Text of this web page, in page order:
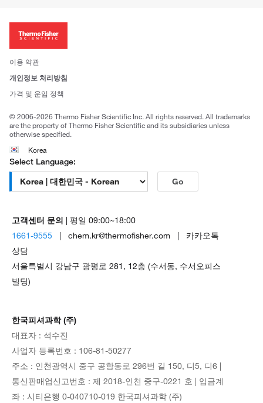
투자자
사회적 책임
브랜드
이용 약관
개인정보 처리방침
가격 및 운임 정책
© 2006-2026 Thermo Fisher Scientific Inc. All rights reserved. All trademarks
are the property of Thermo Fisher Scientific and its subsidiaries unless
otherwise specified.
Korea
Select Language:
Go
고객센터 문의
| 평일 09:00~18:00
1661-9555 | chem.kr@thermofisher.com | 카카오톡
상담
서울특별시 강남구 광평로 281, 12층 (수서동, 수서오피스
빌딩)
한국피셔과학 (주)
대표자 : 석수진
사업자 등록번호 : 106-81-50277
주소 : 인천광역시 중구 공항동로 296번 길 150, 디5, 디6 |
통신판매업신고번호 : 제 2018-인천 중구-0221 호 | 입금계
좌 : 시티은행 0-040710-019 한국피셔과학 (주)